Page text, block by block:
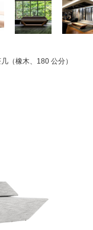
（橡木、180 公分）